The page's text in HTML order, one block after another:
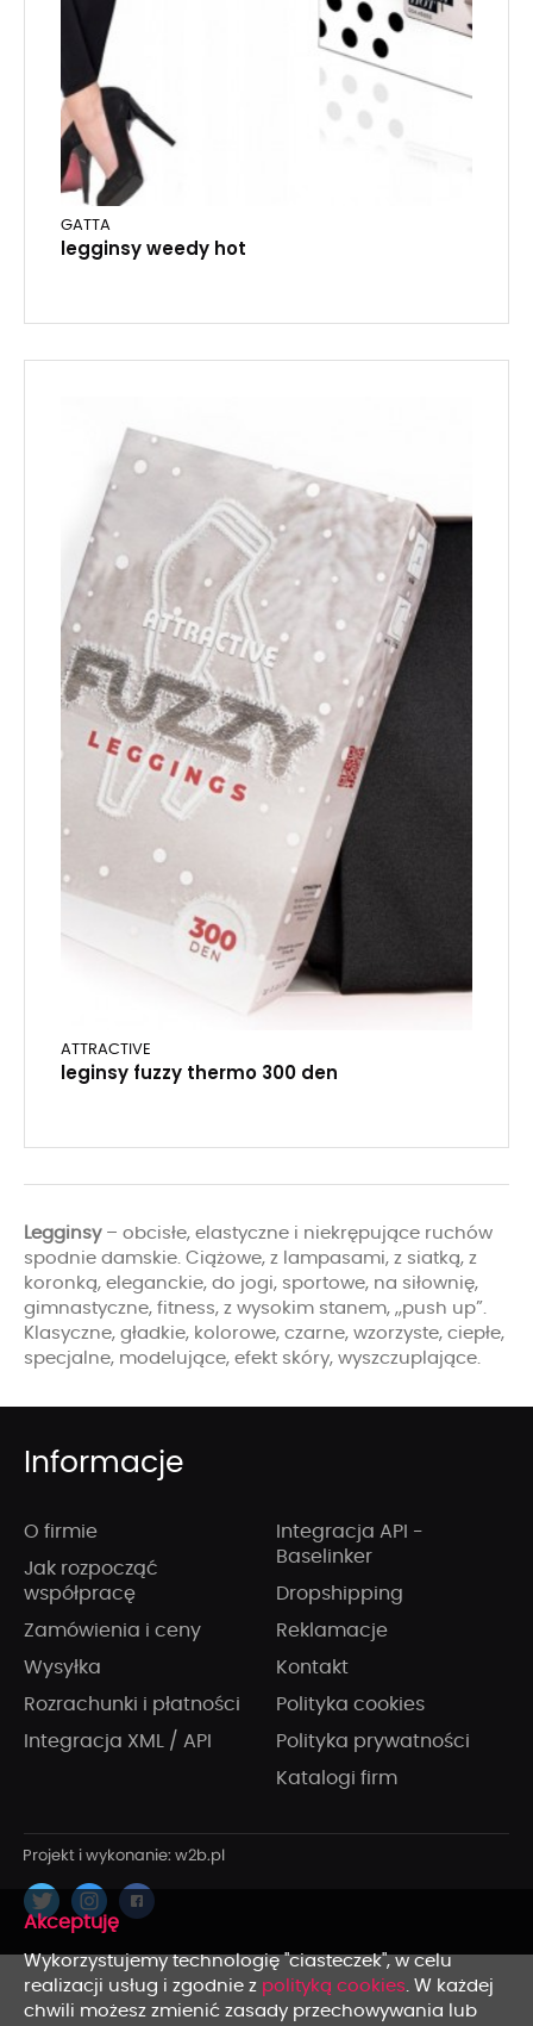
GATTA
legginsy weedy hot
ATTRACTIVE
leginsy fuzzy thermo 300 den
Legginsy– obcisłe, elastyczne i niekrępujące ruchów
spodnie damskie. Ciążowe, z lampasami, z siatką, z
koronką, eleganckie, do jogi, sportowe, na siłownię,
gimnastyczne, fitness, z wysokim stanem, „push up”.
Klasyczne, gładkie, kolorowe, czarne, wzorzyste, ciepłe,
specjalne, modelujące, efekt skóry, wyszczuplające.
Informacje
O firmie
Jak rozpocząć
współpracę
Zamówienia i ceny
Wysyłka
Rozrachunki i płatności
Integracja XML / API
Integracja API -
Baselinker
Dropshipping
Reklamacje
Kontakt
Polityka cookies
Polityka prywatności
Katalogi firm
x
Wykorzystujemy technologię "ciasteczek", w celu
realizacji usług i zgodnie z polityką cookies. W każdej
chwili możesz zmienić zasady przechowywania lub